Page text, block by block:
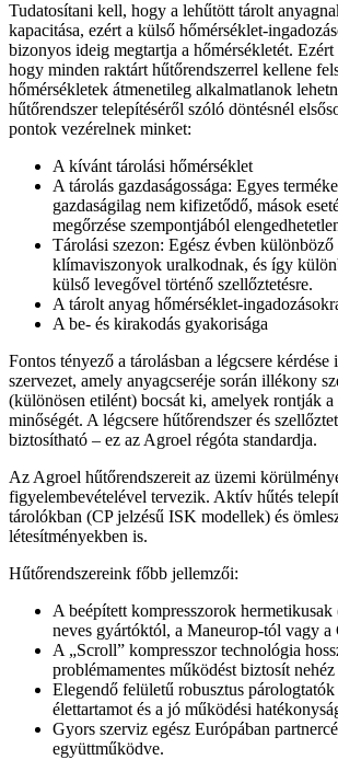
Tudatosítani kell, hogy a lehűtött tárolt
kapacitása, ezért a külső hőmérséklet-
bizonyos ideig megtartja a hőmérsékletét.
hogy minden raktárt hűtőrendszerrel kellene
hőmérsékletek átmenetileg alkalmatlanok
hűtőrendszer telepítéséről szóló döntésnél
pontok vezérelnek minket:
A kívánt tárolási hőmérséklet
A tárolás gazdaságossága: Egyes
gazdaságilag nem kifizetődő, mások
megőrzése szempontjából
Tárolási szezon: Egész évben
klímaviszonyok uralkodnak, és így
külső levegővel történő szellőztetésre.
A tárolt anyag hőmérséklet-
A be- és kirakodás gyakorisága
Fontos tényező a tárolásban a légcsere
szervezet, amely anyagcseréje során illékony
(különösen etilént) bocsát ki, amelyek rontják a
minőségét. A légcsere hűtőrendszer és
biztosítható – ez az Agroel régóta standardja.
Az Agroel hűtőrendszereit az üzemi
figyelembevételével tervezik. Aktív hűtés
tárolókban (CP jelzésű ISK modellek) és
létesítményekben is.
Hűtőrendszereink főbb jellemzői:
A beépített kompresszorok
neves gyártóktól, a Maneurop-tól vagy a
A „Scroll” kompresszor technológia
problémamentes működést biztosít
Elegendő felületű robusztus párologtatók
élettartamot és a jó működési
Gyors szerviz egész Európában
együttműködve.